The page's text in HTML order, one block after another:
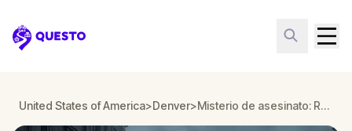
Questo
United States of America>Denver> Misterio de asesinato: Resuelve el caso en Denver